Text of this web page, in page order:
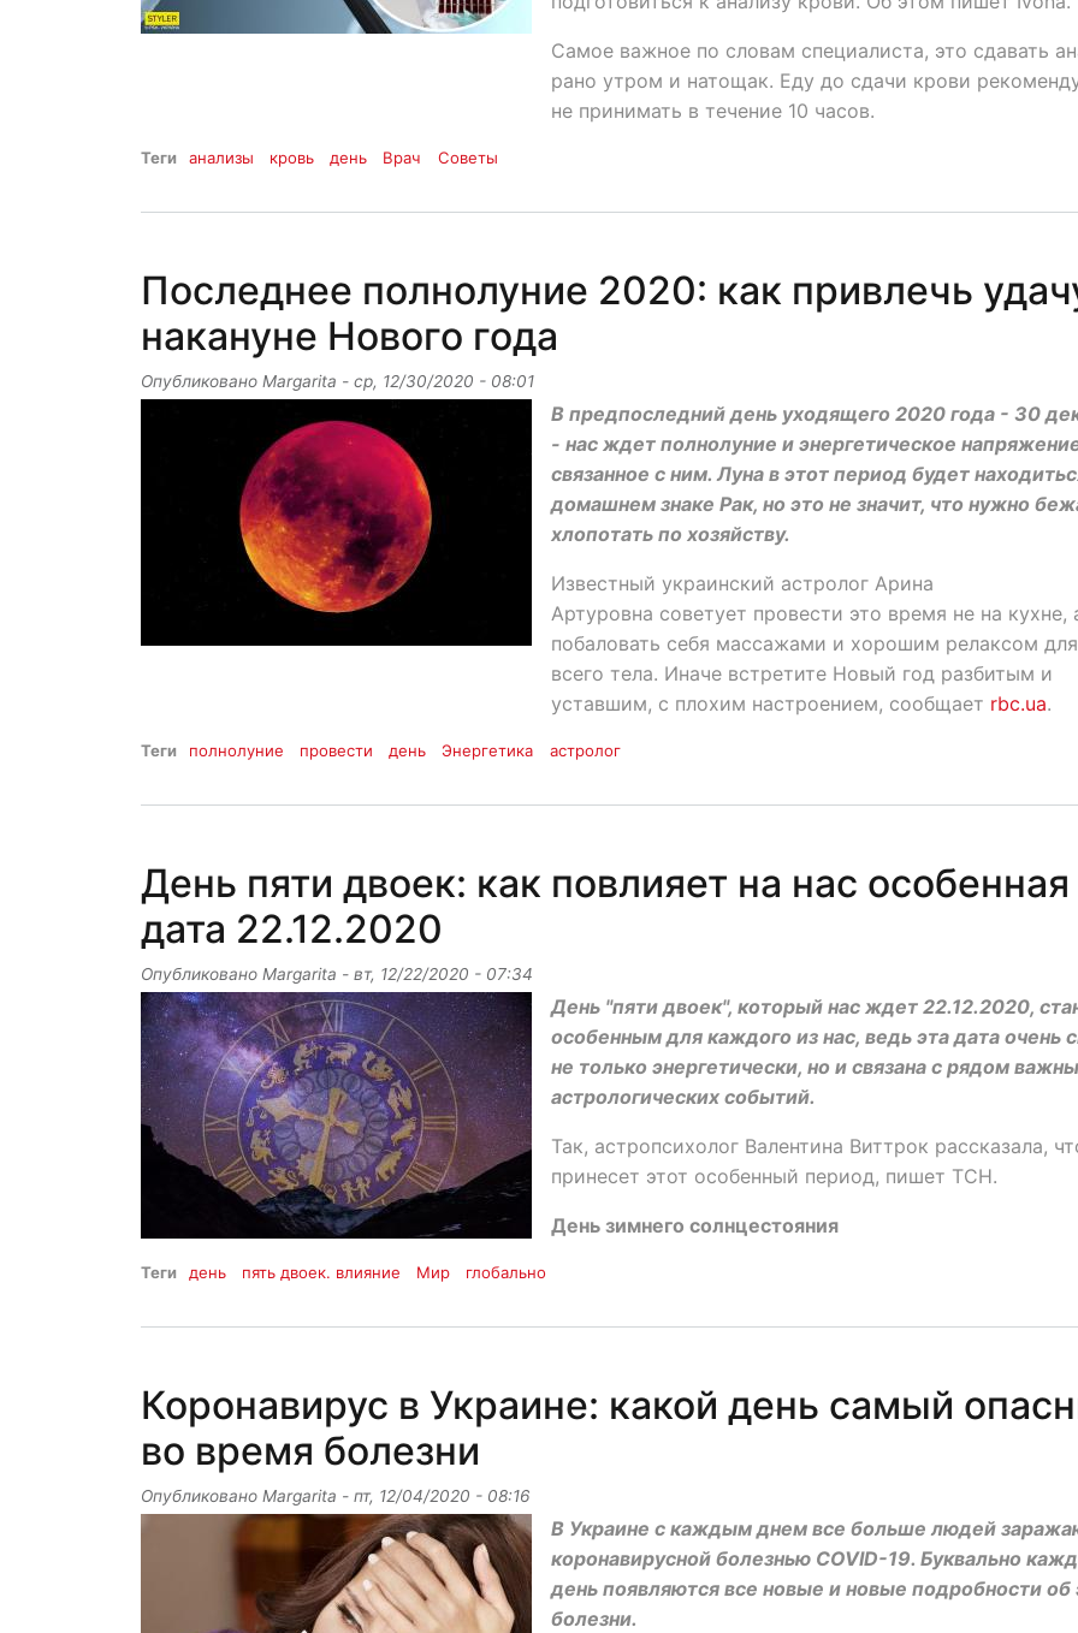
Самое важное по словам специалиста, это сдавать
рано утром и натощак. Еду до сдачи крови
не принимать в течение 10 часов.
Теги анализы кровь день Врач Советы
Последнее полнолуние 2020: как привлечь
накануне Нового года
Опубликовано Margarita - ср, 12/30/2020 - 08:01
В предпоследний день уходящего 2020 года - 30
- нас ждет полнолуние и энергетическое
связанное с ним. Луна в этот период будет
домашнем знаке Рак, но это не значит, что нужно
хлопотать по хозяйству.
Известный украинский астролог Арина
Артуровна советует провести это время не на кухне,
побаловать себя массажами и хорошим релаксом для
всего тела. Иначе встретите Новый год разбитым и
уставшим, с плохим настроением, сообщает rbc.ua.
Теги полнолуние провести день Энергетика астролог
День пяти двоек: как повлияет на нас особенная
дата 22.12.2020
Опубликовано Margarita - вт, 12/22/2020 - 07:34
День "пяти двоек", который нас ждет 22.12.2020,
особенным для каждого из нас, ведь эта дата очень
не только энергетически, но и связана с рядом
астрологических событий.
Так, астропсихолог Валентина Виттрок рассказала,
принесет этот особенный период, пишет ТСН.
День зимнего солнцестояния
Теги день пять двоек. влияние Мир глобально
Коронавирус в Украине: какой день самый
во время болезни
Опубликовано Margarita - пт, 12/04/2020 - 08:16
В Украине с каждым днем все больше людей
коронавирусной болезнью COVID-19. Буквально
день появляются все новые и новые подробности об
болезни.